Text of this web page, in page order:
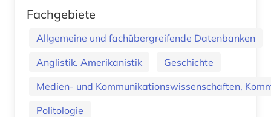
Fachgebiete
Allgemeine und fachübergreifende Datenbanken
Anglistik. Amerikanistik
Geschichte
Medien- und Kommunikationswissenschaften,
Politologie